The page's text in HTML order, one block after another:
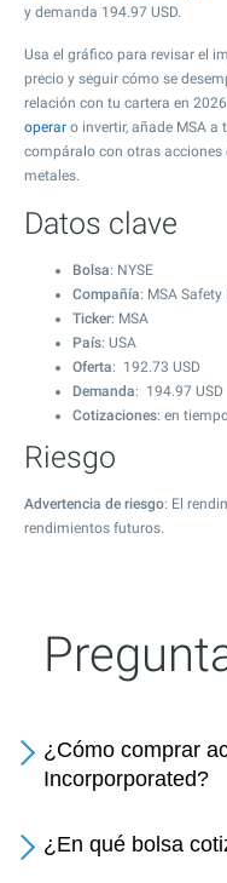
y demanda 194.97 USD.
Usa el gráfico para revisar el
precio y seguir cómo se
relación con tu cartera en
operar o invertir, añade MSA a
compáralo con otras acciones
metales.
Datos clave
Bolsa: NYSE
Compañía: MSA
Ticker: MSA
País: USA
Oferta: 192.73 USD
Demanda: 194.97 USD
Cotizaciones: en
Riesgo
Advertencia de riesgo: El
rendimientos futuros.
¿Cómo comprar
Incorporporated?
¿En qué bolsa